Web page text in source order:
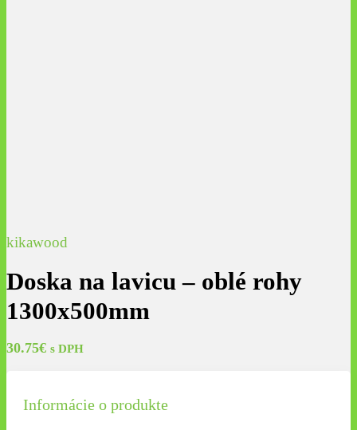
kikawood
Doska na lavicu – oblé rohy
1300x500mm
30.75€ s DPH
Informácie o produkte